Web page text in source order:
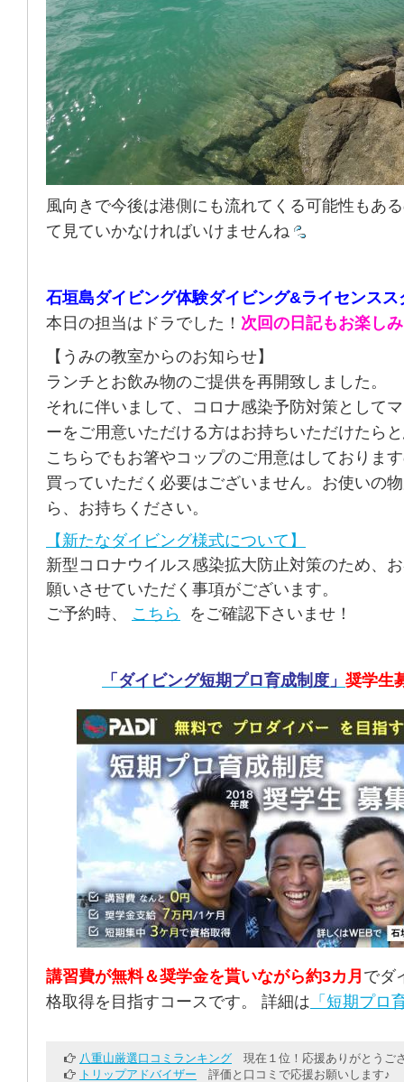
風向きで今後は港側にも流れてくる可能性もあ
て見ていかなければいけませんね
石垣島ダイビング体験ダイビング&ライセンスス
本日の担当はドラでした！ 次回の日記もお楽し
【うみの教室からのお知らせ】
ランチとお飲み物のご提供を再開致しました。
それに伴いまして、コロナ感染予防対策として
ーをご用意いただける方はお持ちいただけたら
こちらでもお箸やコップのご用意はしておりま
買っていただく必要はございません。お使いの
ら、お持ちください。
【新たなダイビング様式について】
新型コロナウイルス感染拡大防止対策のため、
願いさせていただく事項がございます。
ご予約時、 こちら をご確認下さいませ！
「ダイビング短期プロ育成制度」 奨学生
講習費が無料＆奨学金を貰いながら約3カ月 でダ
格取得を目指すコースです。 詳細は 「短期プロ
八重山厳選口コミランキング 現在１位！応援ありがとうご
トリップアドバイザー 評価と口コミで応援お願いします♪